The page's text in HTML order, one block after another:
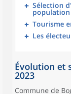
Sélection
population
Tourisme
Les
Évolution et
2023
Commune de